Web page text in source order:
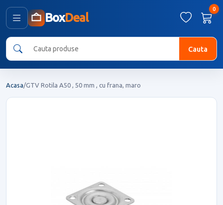
BoxDeal
0
Cauta
Acasa/GTV Rotila A50 , 50 mm , cu frana, maro